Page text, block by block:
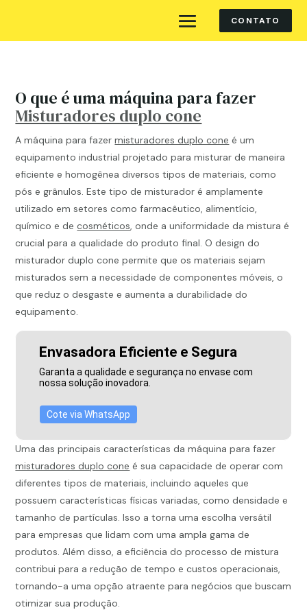
CONTATO
O que é uma máquina para fazer
Misturadores duplo cone
A máquina para fazermisturadores duplo cone é um
equipamento industrial projetado para misturar de maneira
eficiente e homogênea diversos tipos de materiais, como
pós e grânulos. Este tipo de misturador é amplamente
utilizado em setores como farmacêutico, alimentício,
químico e decosméticos, onde a uniformidade da mistura é
crucial para a qualidade do produto final. O design do
misturador duplo cone permite que os materiais sejam
misturados sem a necessidade de componentes móveis, o
que reduz o desgaste e aumenta a durabilidade do
equipamento.
Envasadora Eficiente e Segura
Garanta a qualidade e segurança no envase com
nossa solução inovadora.
Cote via WhatsApp
Uma das principais características da máquina para fazer
misturadores duplo cone é sua capacidade de operar com
diferentes tipos de materiais, incluindo aqueles que
possuem características físicas variadas, como densidade e
tamanho de partículas. Isso a torna uma escolha versátil
para empresas que lidam com uma ampla gama de
produtos. Além disso, a eficiência do processo de mistura
contribui para a redução de tempo e custos operacionais,
tornando-a uma opção atraente para negócios que buscam
otimizar sua produção.